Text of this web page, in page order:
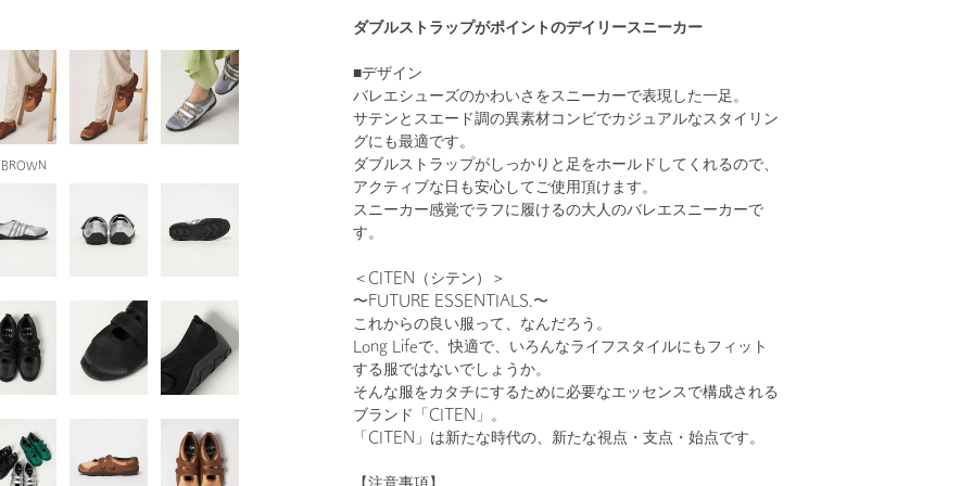
ダブルストラップがポイントのデイリースニーカー
■デザイン
バレエシューズのかわいさをスニーカーで表現した一足。
サテンとスエード調の異素材コンビでカジュアルなスタイリン
グにも最適です。
ダブルストラップがしっかりと足をホールドしてくれるので、
アクティブな日も安心してご使用頂けます。
スニーカー感覚でラフに履けるの大人のバレエスニーカーで
す。
＜CITEN（シテン）＞
〜FUTURE ESSENTIALS.〜
これからの良い服って、なんだろう。
Long Lifeで、快適で、いろんなライフスタイルにもフィット
する服ではないでしょうか。
そんな服をカタチにするために必要なエッセンスで構成される
ブランド「CITEN」。
「CITEN」は新たな時代の、新たな視点・支点・始点です。